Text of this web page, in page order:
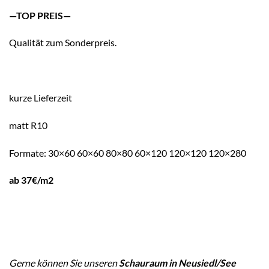
—TOP PREIS—
Qualität zum Sonderpreis.
kurze Lieferzeit
matt R10
Formate: 30×60 60×60 80×80 60×120 120×120 120×280
ab 37€/m2
Gerne können Sie unserenSchauraum in Neusiedl/See